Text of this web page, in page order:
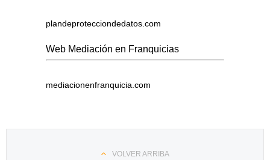
plandeprotecciondedatos.com
Web Mediación en Franquicias
mediacionenfranquicia.com
VOLVER ARRIBA